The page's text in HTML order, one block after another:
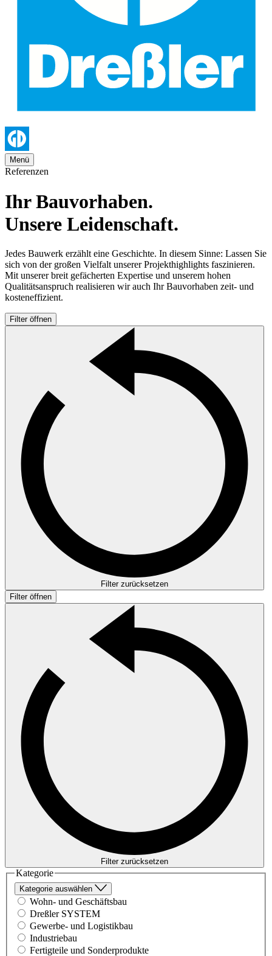
Menü
Referenzen
Ihr Bauvorhaben.
Unsere Leidenschaft.
Jedes Bauwerk erzählt eine Geschichte. In diesem Sinne: Lassen Sie
sich von der großen Vielfalt unserer Projekthighlights faszinieren.
Mit unserer breit gefächerten Expertise und unserem hohen
Qualitätsanspruch realisieren wir auch Ihr Bauvorhaben zeit- und
kosteneffizient.
Filter öffnen
Filter zurücksetzen
Filter öffnen
Filter zurücksetzen
Kategorie
Kategorie auswählen
Wohn- und Geschäftsbau
Dreßler SYSTEM
Gewerbe- und Logistikbau
Industriebau
Fertigteile und Sonderprodukte